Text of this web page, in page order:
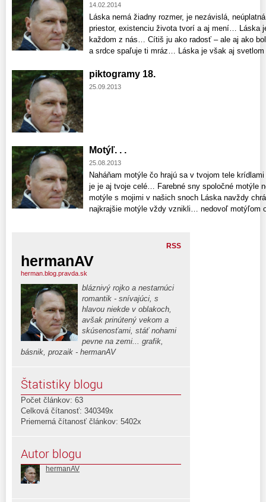
14.02.2014
Láska nemá žiadny rozmer, je nezávislá,
priestor, existenciu života tvorí a aj mení… Láska
každom z nás… Cítiš ju ako radosť – ale aj ako
a srdce spaľuje ti mráz… Láska je však aj
piktogramy 18.
25.09.2013
Motýľ. . .
25.08.2013
Naháňam motýle čo hrajú sa v tvojom tele
je je aj tvoje celé… Farebné sny spoločné motýle
motýle s mojimi v našich snoch Láska navždy
najkrajšie motýle vždy vznikli… nedovoľ motýľom
RSS
hermanAV
herman.blog.pravda.sk
bláznivý rojko a nestarnúci
romantik - snívajúci, s
hlavou niekde v oblakoch,
avšak prinútený vekom a
skúsenosťami, stáť nohami
pevne na zemi... grafik,
básnik, prozaik - hermanAV
Štatistiky blogu
Počet článkov: 63
Celková čítanosť: 340349x
Priemerná čítanosť článkov: 5402x
Autor blogu
hermanAV